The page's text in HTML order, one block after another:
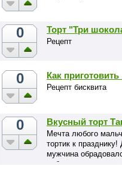
0 Торт "Три
Рецепт
0 Как
Рецепт бисквита
0 Вкусный торт
Мечта любого
тортик к
мужчина
побалуем наших